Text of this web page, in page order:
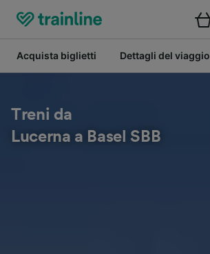
Acquista biglietti Dettagli del viaggio
Treni da
Lucerna a Basel SBB